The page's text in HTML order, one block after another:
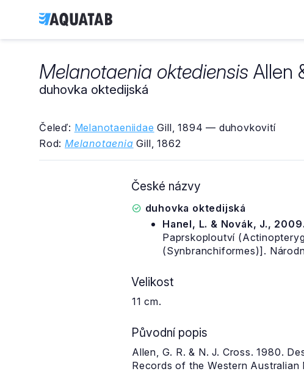
Melanotaenia oktediensis Allen
duhovka oktedijská
Čeleď: Melanotaeniidae Gill, 1894 — duhovkovití
Rod: Melanotaenia Gill, 1862
České názvy
duhovka oktedijská
Hanel, L. & Novák, J., 2009.
Paprskoploutví
(Synbranchiformes)].
Velikost
11 cm.
Původní popis
Allen, G. R. & N. J. Cross. 1980.
Records of the Western